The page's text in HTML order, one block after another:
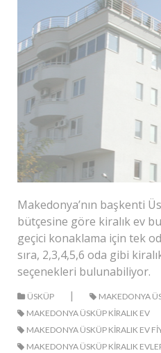
Makedonya’nın başkenti
bütçesine göre kiralık ev
geçici konaklama için tek
sıra, 2,3,4,5,6 oda gibi
seçenekleri bulunabiliyor.
ÜSKÜP |
MAKEDONYA
MAKEDONYA ÜSKÜP KIRALIK EV
MAKEDONYA ÜSKÜP KIRALIK EV
MAKEDONYA ÜSKÜP KIRALIK